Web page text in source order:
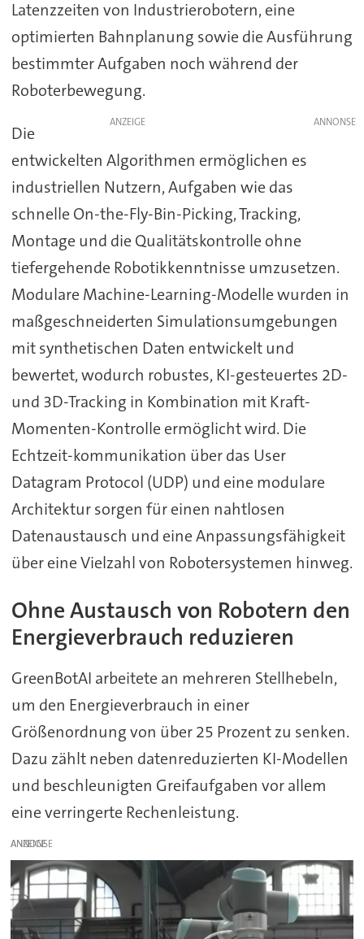
Latenzzeiten von Industrierobotern, eine
optimierten Bahnplanung sowie die Ausführung
bestimmter Aufgaben noch während der
Roboterbewegung.
ANZEIGE
Die
entwickelten Algorithmen ermöglichen es
industriellen Nutzern, Aufgaben wie das
schnelle On-the-Fly-Bin-Picking, Tracking,
Montage und die Qualitätskontrolle ohne
tiefergehende Robotikkenntnisse umzusetzen.
Modulare Machine-Learning-Modelle wurden in
maßgeschneiderten Simulationsumgebungen
mit synthetischen Daten entwickelt und
bewertet, wodurch robustes, KI-gesteuertes 2D-
und 3D-Tracking in Kombination mit Kraft-
Momenten-Kontrolle ermöglicht wird. Die
Echtzeit-kommunikation über das User
Datagram Protocol (UDP) und eine modulare
Architektur sorgen für einen nahtlosen
Datenaustausch und eine Anpassungsfähigkeit
über eine Vielzahl von Robotersystemen hinweg.
Ohne Austausch von Robotern den
Energieverbrauch reduzieren
GreenBotAI arbeitete an mehreren Stellhebeln,
um den Energieverbrauch in einer
Größenordnung von über 25 Prozent zu senken.
Dazu zählt neben datenreduzierten KI-Modellen
und beschleunigten Greifaufgaben vor allem
eine verringerte Rechenleistung.
ANZEIGE